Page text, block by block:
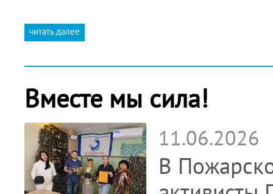
читать далее
Вместе мы сила!
11.06.2026
В